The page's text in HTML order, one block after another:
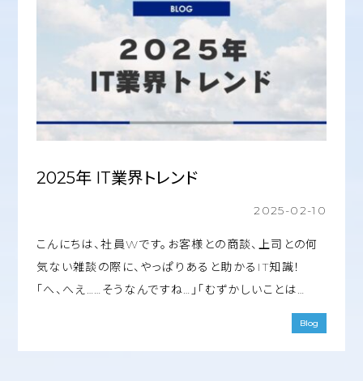
2025年 IT業界トレンド
2025-02-10
こんにちは、社員Wです。お客様との商談、上司との何
気ない雑談の際に、やっぱりあると助かるIT知識！
「へ、へえ……そうなんですね…」「むずかしいことは…
Blog